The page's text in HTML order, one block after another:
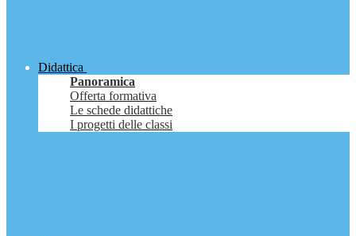
Didattica
Panoramica
Offerta formativa
Le schede didattiche
I progetti delle classi